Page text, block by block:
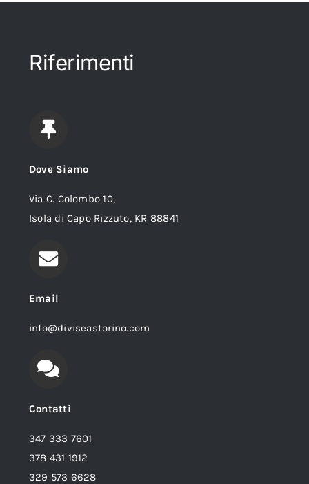
Riferimenti
Dove Siamo
Via C. Colombo 10,
Isola di Capo Rizzuto, KR 88841
Email
info@diviseastorino.com
Contatti
347 333 7601
378 431 1912
329 573 6628